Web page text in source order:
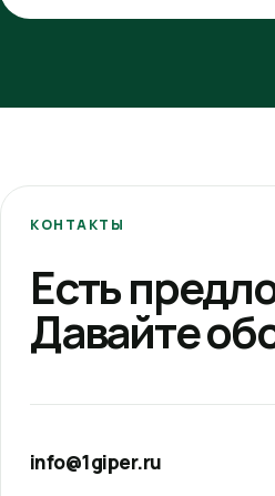
КОНТАКТЫ
Есть
Давайте
info@1giper.ru